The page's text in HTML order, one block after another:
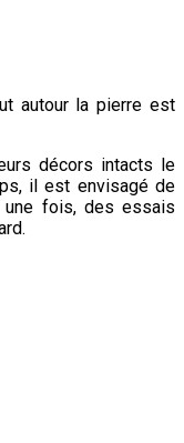
autour la pierre est
décors intacts le
il est envisagé de
une fois, des essais